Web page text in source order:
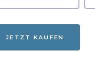
JETZT KAUFEN